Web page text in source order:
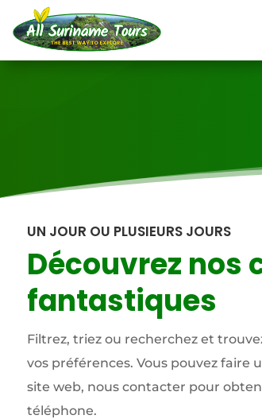
UN JOUR OU PLUSIEURS JOURS
Découvrez nos
fantastiques
Filtrez, triez ou recherchez et
vos préférences. Vous pouvez
site web, nous contacter pour
téléphone.